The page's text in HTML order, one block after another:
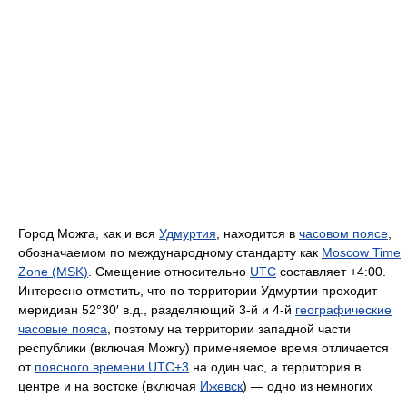
Город Можга, как и вся Удмуртия , находится в часовом поясе
обозначаемом по международному стандарту как Moscow Time
Zone (MSK) . Смещение относительно UTC составляет +4:00.
Интересно отметить, что по территории Удмуртии проходит
меридиан 52°30′ в.д., разделяющий 3-й и 4-й географические
часовые пояса , поэтому на территории западной части
республики (включая Можгу) применяемое время отличается
от поясного времени UTC+3 на один час, а территория в
центре и на востоке (включая Ижевск) — одно из немногих